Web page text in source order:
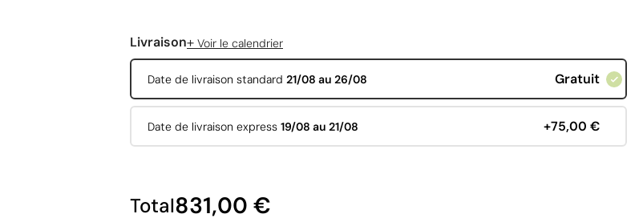
Livraison+ Voir le calendrier
Date de livraison standard 21/08 au 26/08 Gratuit
Date de livraison express 19/08 au 21/08 +75,00 €
Total831,00 €